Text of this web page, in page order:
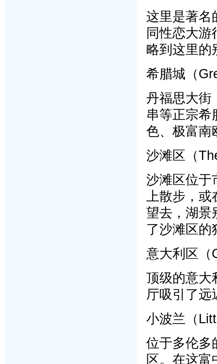
这里是著名
同性恋大游
略到这里的
希腊城（
丹福思大街
串等正宗希
色、极富南
沙滩区（
沙滩区位于
上散步，
望去，湖景
了沙滩区的
意大利区（
顶级的意大
厅吸引了远
小波兰（
位于多伦多
区。在这富